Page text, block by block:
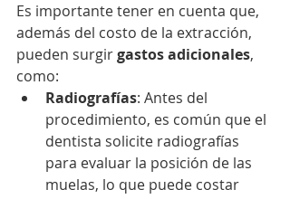
Es importante tener en cuenta que,
además del costo de la extracción,
pueden surgir gastos adicionales,
como:
Radiografías: Antes del
procedimiento, es común que el
dentista solicite radiografías
para evaluar la posición de las
muelas, lo que puede costar